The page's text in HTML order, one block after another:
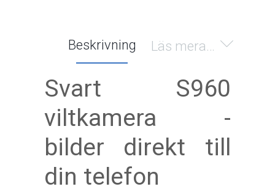
Läs mera…
Beskrivning
Svart S960
viltkamera -
bilder direkt till
din telefon